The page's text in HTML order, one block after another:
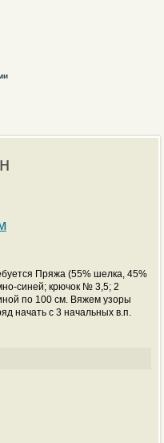
Пряжа (55% шелка, 45%
синей; крючок № 3,5; 2
по 100 см. Вяжем узоры
начать с 3 начальных в.п.